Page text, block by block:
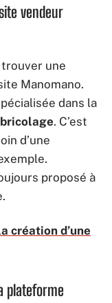
vendeur
trouver une
Manomano.
dans la
. C’est
d’une
proposé à
création d’une
plateforme